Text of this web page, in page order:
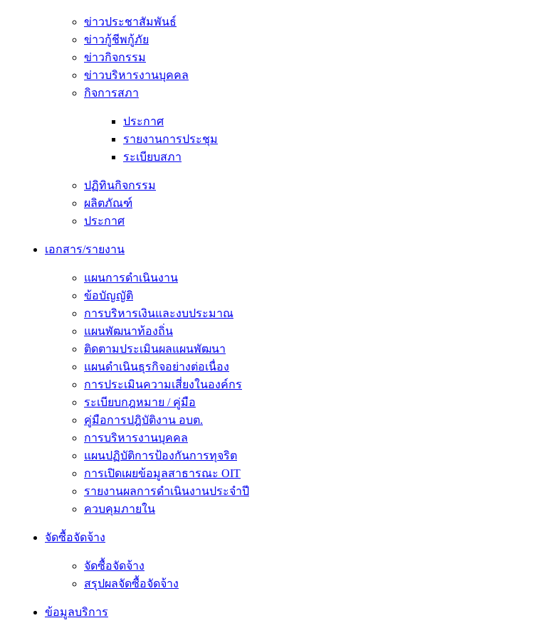
ข่าวประชาสัมพันธ์
ข่าวกู้ชีพกู้ภัย
ข่าวกิจกรรม
ข่าวบริหารงานบุคคล
กิจการสภา
ประกาศ
รายงานการประชุม
ระเบียบสภา
ปฏิทินกิจกรรม
ผลิตภัณฑ์
ประกาศ
เอกสาร/รายงาน
แผนการดำเนินงาน
ข้อบัญญัติ
การบริหารเงินและงบประมาณ
แผนพัฒนาท้องถิ่น
ติดตามประเมินผลแผนพัฒนา
แผนดำเนินธุรกิจอย่างต่อเนื่อง
การประเมินความเสี่ยงในองค์กร
ระเบียบกฎหมาย / คู่มือ
คู่มือการปฎิบัติงาน อบต.
การบริหารงานบุคคล
แผนปฏิบัติการป้องกันการทุจริต
การเปิดเผยข้อมูลสาธารณะ OIT
รายงานผลการดำเนินงานประจำปี
ควบคุมภายใน
จัดซื้อจัดจ้าง
จัดซื้อจัดจ้าง
สรุปผลจัดซื้อจัดจ้าง
ข้อมูลบริการ